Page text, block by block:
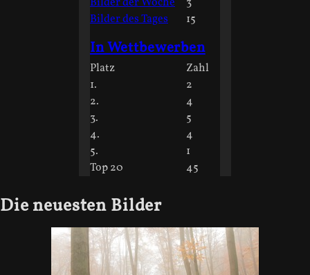
Bilder des Tages
15
In Wettbewerben
Platz
Zahl
1.
2
2.
4
3.
5
4.
4
5.
1
Top 20
45
Die neuesten Bilder